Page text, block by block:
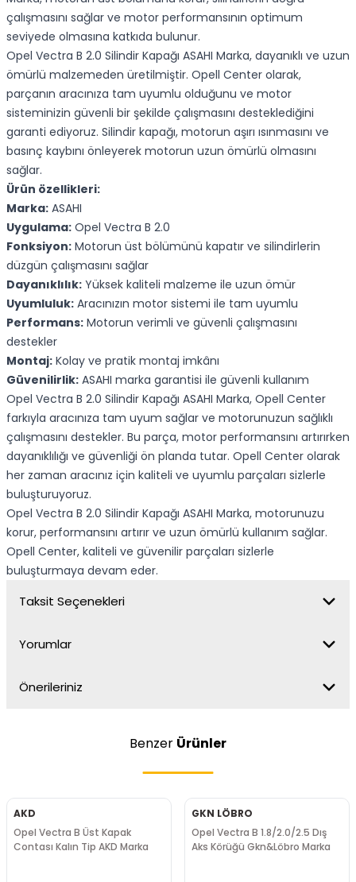
çalışmasını sağlar ve motor performansının optimum
seviyede olmasına katkıda bulunur.
Opel Vectra B 2.0 Silindir Kapağı ASAHI Marka, dayanıklı ve uzun
ömürlü malzemeden üretilmiştir. Opell Center olarak,
parçanın aracınıza tam uyumlu olduğunu ve motor
sisteminizin güvenli bir şekilde çalışmasını desteklediğini
garanti ediyoruz. Silindir kapağı, motorun aşırı ısınmasını ve
basınç kaybını önleyerek motorun uzun ömürlü olmasını
sağlar.
Ürün özellikleri:
Marka: ASAHI
Uygulama: Opel Vectra B 2.0
Fonksiyon: Motorun üst bölümünü kapatır ve silindirlerin
düzgün çalışmasını sağlar
Dayanıklılık: Yüksek kaliteli malzeme ile uzun ömür
Uyumluluk: Aracınızın motor sistemi ile tam uyumlu
Performans: Motorun verimli ve güvenli çalışmasını
destekler
Montaj: Kolay ve pratik montaj imkânı
Güvenilirlik: ASAHI marka garantisi ile güvenli kullanım
Opel Vectra B 2.0 Silindir Kapağı ASAHI Marka, Opell Center
farkıyla aracınıza tam uyum sağlar ve motorunuzun sağlıklı
çalışmasını destekler. Bu parça, motor performansını artırırken
dayanıklılığı ve güvenliği ön planda tutar. Opell Center olarak
her zaman aracınız için kaliteli ve uyumlu parçaları sizlerle
buluşturuyoruz.
Opel Vectra B 2.0 Silindir Kapağı ASAHI Marka, motorunuzu
korur, performansını artırır ve uzun ömürlü kullanım sağlar.
Opell Center, kaliteli ve güvenilir parçaları sizlerle
buluşturmaya devam eder.
Taksit Seçenekleri
Yorumlar
Önerileriniz
Benzer Ürünler
AKD
Opel Vectra B Üst Kapak
Contası Kalın Tip AKD Marka
GKN LÖBRO
Opel Vectra B 1.8/2.0/2.5 Dış
Aks Körüğü Gkn&Löbro Marka